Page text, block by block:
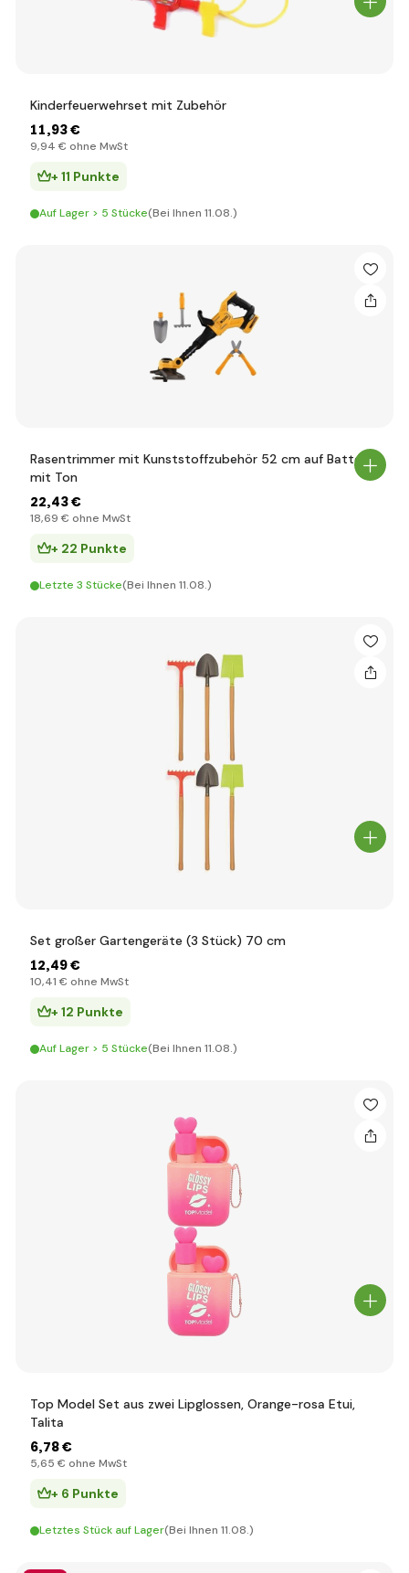
Kinderfeuerwehrset mit Zubehör
11,93 €
9,94 € ohne MwSt
+ 11 Punkte
Auf Lager > 5 Stücke(Bei Ihnen 11.08.)
Rasentrimmer mit Kunststoffzubehör 52 cm auf Batterie
mit Ton
22,43 €
18,69 € ohne MwSt
+ 22 Punkte
Letzte 3 Stücke(Bei Ihnen 11.08.)
Set großer Gartengeräte (3 Stück) 70 cm
12,49 €
10,41 € ohne MwSt
+ 12 Punkte
Auf Lager > 5 Stücke(Bei Ihnen 11.08.)
Top Model Set aus zwei Lipglossen, Orange-rosa Etui,
Talita
6,78 €
5,65 € ohne MwSt
+ 6 Punkte
Letztes Stück auf Lager(Bei Ihnen 11.08.)